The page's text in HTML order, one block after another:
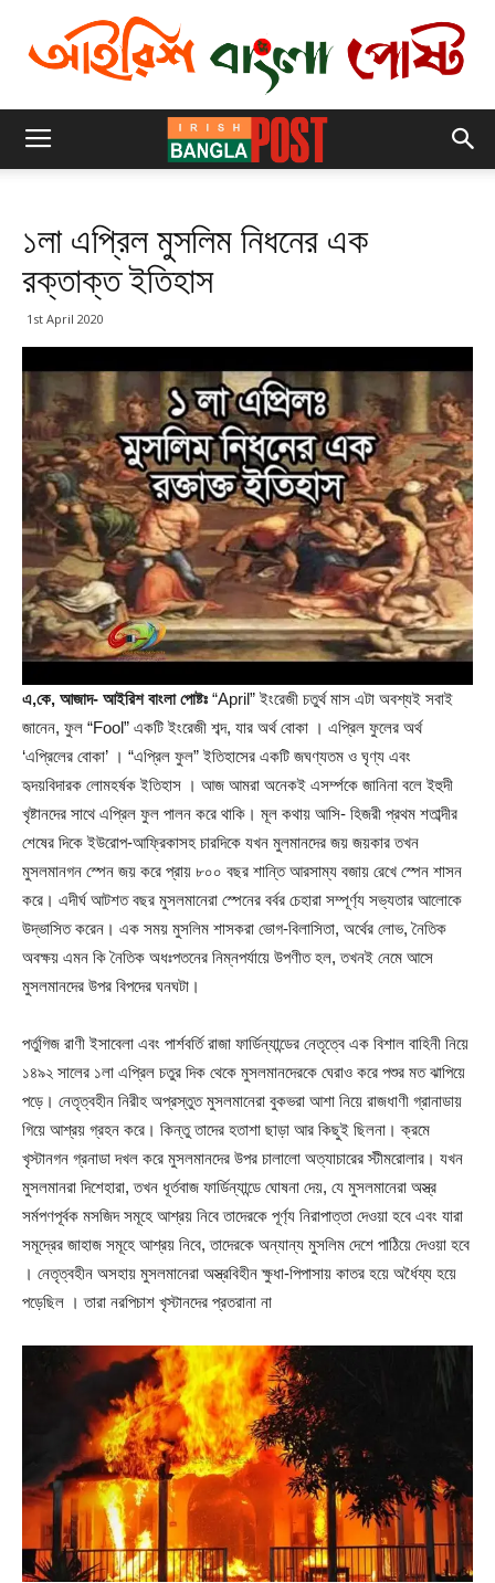
১লা এপ্রিল মুসলিম নিধনের এক
রক্তাক্ত ইতিহাস
1st April 2020
এ,কে, আজাদ- আইরিশ বাংলা পোষ্টঃ “April” ইংরেজী চতুর্থ মাস এটা অবশ্যই সবাই
জানেন, ফুল “Fool” একটি ইংরেজী শব্দ, যার অর্থ বোকা । এপ্রিল ফুলের অর্থ
‘এপ্রিলের বোকা’ । “এপ্রিল ফুল” ইতিহাসের একটি জঘণ্যতম ও ঘৃণ্য এবং
হৃদয়বিদারক লোমহর্ষক ইতিহাস । আজ আমরা অনেকই এসর্ম্পকে জানিনা বলে ইহুদী
খৃষ্টানদের সাথে এপ্রিল ফুল পালন করে থাকি। মূল কথায় আসি- হিজরী প্রথম শতাব্দীর
শেষের দিকে ইউরোপ-আফ্রিকাসহ চারদিকে যখন মুলমানদের জয় জয়কার তখন
মুসলমানগন স্পেন জয় করে প্রায় ৮০০ বছর শান্তি আরসাম্য বজায় রেখে স্পেন শাসন
করে। এদীর্ঘ আটশত বছর মুসলমানেরা স্পেনের বর্বর চেহারা সম্পূর্ণ্য সভ্যতার আলোকে
উদ্ভাসিত করেন। এক সময় মুসলিম শাসকরা ভোগ-বিলাসিতা, অর্থের লোভ, নৈতিক
অবক্ষয় এমন কি নৈতিক অধঃপতনের নিম্নপর্যায়ে উপণীত হল, তখনই নেমে আসে
মুসলমানদের উপর বিপদের ঘনঘটা।
পর্তুগিজ রাণী ইসাবেলা এবং পার্শবর্তি রাজা ফার্ডিন্যান্ডের নেতৃত্বে এক বিশাল বাহিনী নিয়ে
১৪৯২ সালের ১লা এপ্রিল চতুর দিক থেকে মুসলমানদেরকে ঘেরাও করে পশুর মত ঝাপিয়ে
পড়ে। নেতৃত্বহীন নিরীহ অপ্রস্তুত মুসলমানেরা বুকভরা আশা নিয়ে রাজধাণী গ্রানাডায়
গিয়ে আশ্রয় গ্রহন করে। কিন্তু তাদের হতাশা ছাড়া আর কিছুই ছিলনা। ক্রমে
খৃস্টানগন গ্রনাডা দখল করে মুসলমানদের উপর চালালো অত্যাচারের স্টীমরোলার। যখন
মুসলমানরা দিশেহারা, তখন ধূর্তবাজ ফার্ডিন্যান্ডে ঘোষনা দেয়, যে মুসলমানেরা অস্ত্র
সর্মপণপূর্বক মসজিদ সমূহে আশ্রয় নিবে তাদেরকে পূর্ণ্য নিরাপাত্তা দেওয়া হবে এবং যারা
সমূদ্রের জাহাজ সমূহে আশ্রয় নিবে, তাদেরকে অন্যান্য মুসলিম দেশে পাঠিয়ে দেওয়া হবে
। নেতৃত্বহীন অসহায় মুসলমানেরা অস্ত্রবিহীন ক্ষুধা-পিপাসায় কাতর হয়ে অর্ধৈয্য হয়ে
পড়েছিল । তারা নরপিচাশ খৃস্টানদের প্রতরানা না